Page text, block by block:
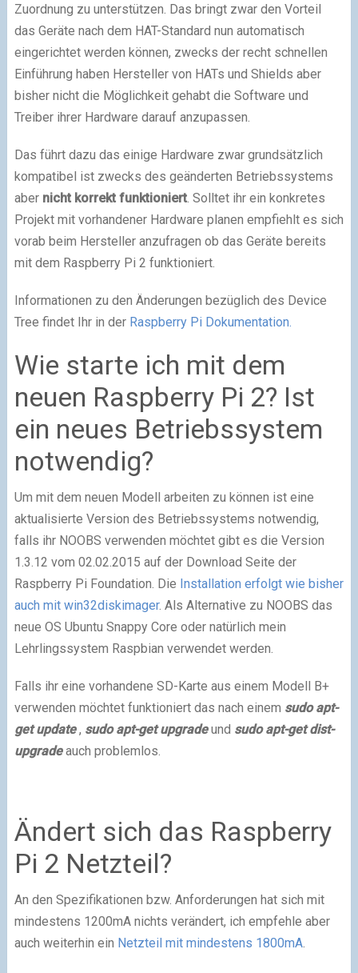
Zuordnung zu unterstützen. Das bringt zwar den Vorteil
das Geräte nach dem HAT-Standard nun automatisch
eingerichtet werden können, zwecks der recht schnellen
Einführung haben Hersteller von HATs und Shields aber
bisher nicht die Möglichkeit gehabt die Software und
Treiber ihrer Hardware darauf anzupassen.
Das führt dazu das einige Hardware zwar grundsätzlich
kompatibel ist zwecks des geänderten Betriebssystems
aber nicht korrekt funktioniert. Solltet ihr ein konkretes
Projekt mit vorhandener Hardware planen empfiehlt es sich
vorab beim Hersteller anzufragen ob das Geräte bereits
mit dem Raspberry Pi 2 funktioniert.
Informationen zu den Änderungen bezüglich des Device
Tree findet Ihr in der Raspberry Pi Dokumentation.
Wie starte ich mit dem
neuen Raspberry Pi 2? Ist
ein neues Betriebssystem
notwendig?
Um mit dem neuen Modell arbeiten zu können ist eine
aktualisierte Version des Betriebssystems notwendig,
falls ihr NOOBS verwenden möchtet gibt es die Version
1.3.12 vom 02.02.2015 auf der Download Seite der
Raspberry Pi Foundation. Die Installation erfolgt wie bisher
auch mit win32diskimager. Als Alternative zu NOOBS das
neue OS Ubuntu Snappy Core oder natürlich mein
Lehrlingssystem Raspbian verwendet werden.
Falls ihr eine vorhandene SD-Karte aus einem Modell B+
verwenden möchtet funktioniert das nach einem sudo apt-
get update, sudo apt-get upgradeund sudo apt-get dist-
upgrade auch problemlos.
Ändert sich das Raspberry
Pi 2 Netzteil?
An den Spezifikationen bzw. Anforderungen hat sich mit
mindestens 1200mA nichts verändert, ich empfehle aber
auch weiterhin ein Netzteil mit mindestens 1800mA.